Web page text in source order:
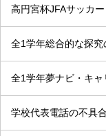
高円宮杯JFAサッカ
全1学年総合的な探
全1学年夢ナビ・キ
学校代表電話の不具